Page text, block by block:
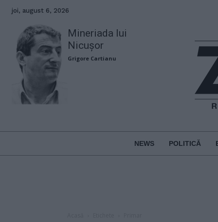
joi, august 6, 2026
Mineriada lui
Nicușor
Grigore Cartianu
NEWS POLITICĂ